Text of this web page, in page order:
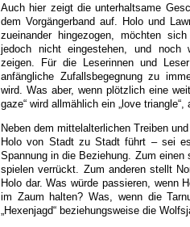
Auch hier zeigt die unterhaltsame
dem Vorgängerband auf. Holo und
zueinander hingezogen, möchten
jedoch nicht eingestehen, und noch
zeigen. Für die Leserinnen und
anfängliche Zufallsbegegnung zu
wird. Was aber, wenn plötzlich eine
gaze“ wird allmählich ein „love
Neben dem mittelalterlichen Treiben
Holo von Stadt zu Stadt führt – sei
Spannung in die Beziehung. Zum
spielen verrückt. Zum anderen stellt
Holo dar. Was würde passieren, wenn
im Zaum halten? Was, wenn die
„Hexenjagd“ beziehungsweise die